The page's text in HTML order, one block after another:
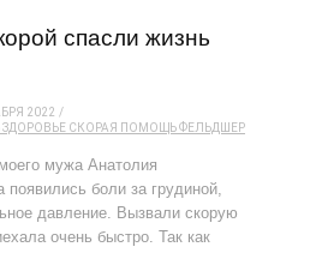
спасли жизнь
2022
ЗДОРОВЬЕ СКОРАЯ ПОМОЩЬФЕЛЬДШЕР
мужа Анатолия
боли за грудиной,
давление. Вызвали скорую
очень быстро. Так как